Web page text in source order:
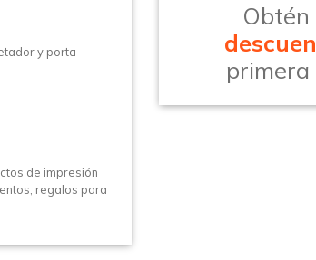
y porta
de impresión
regalos para
Obtén
primera